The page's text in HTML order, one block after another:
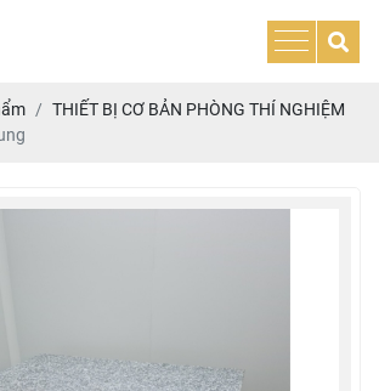
THIẾT BỊ CƠ BẢN PHÒNG THÍ NGHIỆM